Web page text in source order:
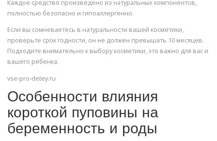
Каждое средство произведено из натуральных компонентов,
полностью безопасно и гипоаллергенно.
Если вы сомневаетесь в натуральности вашей косметики,
проверьте срок годности, он не должен превышать 10 месяцев.
Подходите внимательно к выбору косметики, это важно для вас и
вашего ребенка.
vse-pro-detey.ru
Особенности влияния
короткой пуповины на
беременность и роды